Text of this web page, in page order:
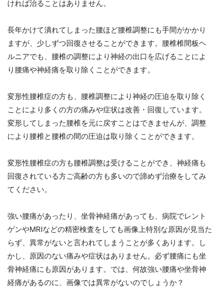
ければ治ることはありません。
長年かけて潰れてしまった腰ほど腰椎調整にも手間がかかり
ますが、少しずつ回復させることができます。腰椎椎間板ヘ
ルニアでも、腰椎の調整により神経の出口を広げることによ
り腰痛や神経痛を取り除くことができます。
変形性腰椎症の方も、腰椎調整により神経の圧迫を取り除く
ことにより多くの方の痛みや症状は改善・回復しています。
変形してしまった腰椎を元に戻すことはできませんが、調整
により腰椎と腰椎の間の圧迫は取り除くことができます。
変形性腰椎症の方も腰椎調整は受けることができ、神経痛も
回復されている方ご高齢の方も多いので諦めず治療をしてみ
てください。
強い腰痛があったり、坐骨神経痛があっても、病院でレント
ゲンやMRIなどの精密検査をしても画像上特別な原因が見当た
らず、異常がないと言われてしまうことが多くあります。し
かし、原因のない痛みや症状はありません。必ず腰痛にも坐
骨神経痛にも原因があります。では、何故強い腰痛や坐骨神
経痛があるのに、画像では異常がないのでしょうか？